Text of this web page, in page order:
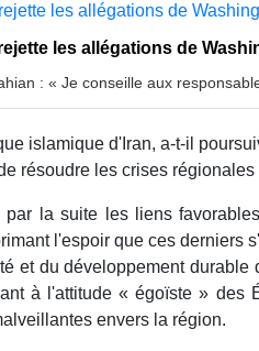
les allégations de
: « Je conseille aux
islamique d'Iran, a-t-il
résoudre les crises
par la suite les liens
l'espoir que ces derniers
et du développement durable
à l'attitude « égoïste » des
envers la région.